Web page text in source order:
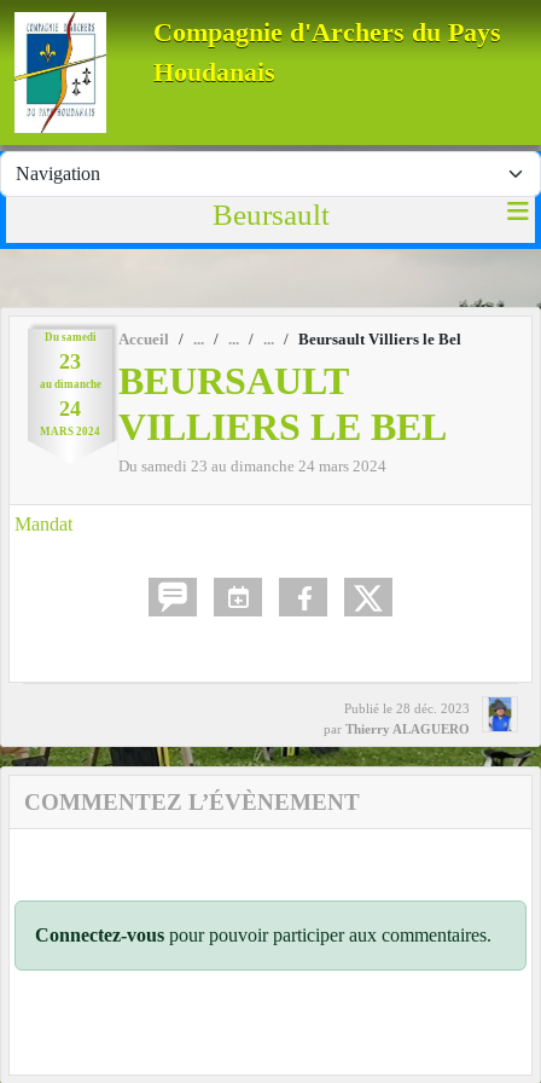
Compagnie d'Archers du Pays
Houdanais
Beursault
Du samedi
23
au dimanche
24
MARS 2024
Accueil Beursault Villiers le Bel
BEURSAULT
VILLIERS LE BEL
Du samedi 23 au dimanche 24 mars 2024
Mandat
Publié le 28 déc. 2023
par Thierry ALAGUERO
COMMENTEZ L’ÉVÈNEMENT
Connectez-vous pour pouvoir participer aux commentaires.
Panneau de gestion des cookies